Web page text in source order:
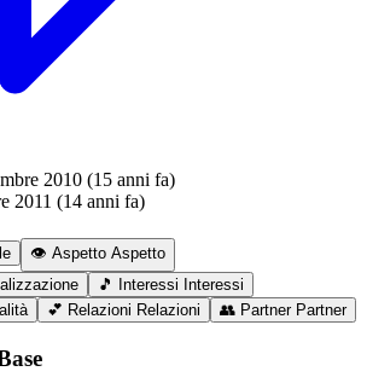
2010 (15 anni fa)
2011 (14 anni fa)
👁️ Aspetto Aspetto
🎵 Interessi Interessi
💕 Relazioni Relazioni 👥 Partner Partner